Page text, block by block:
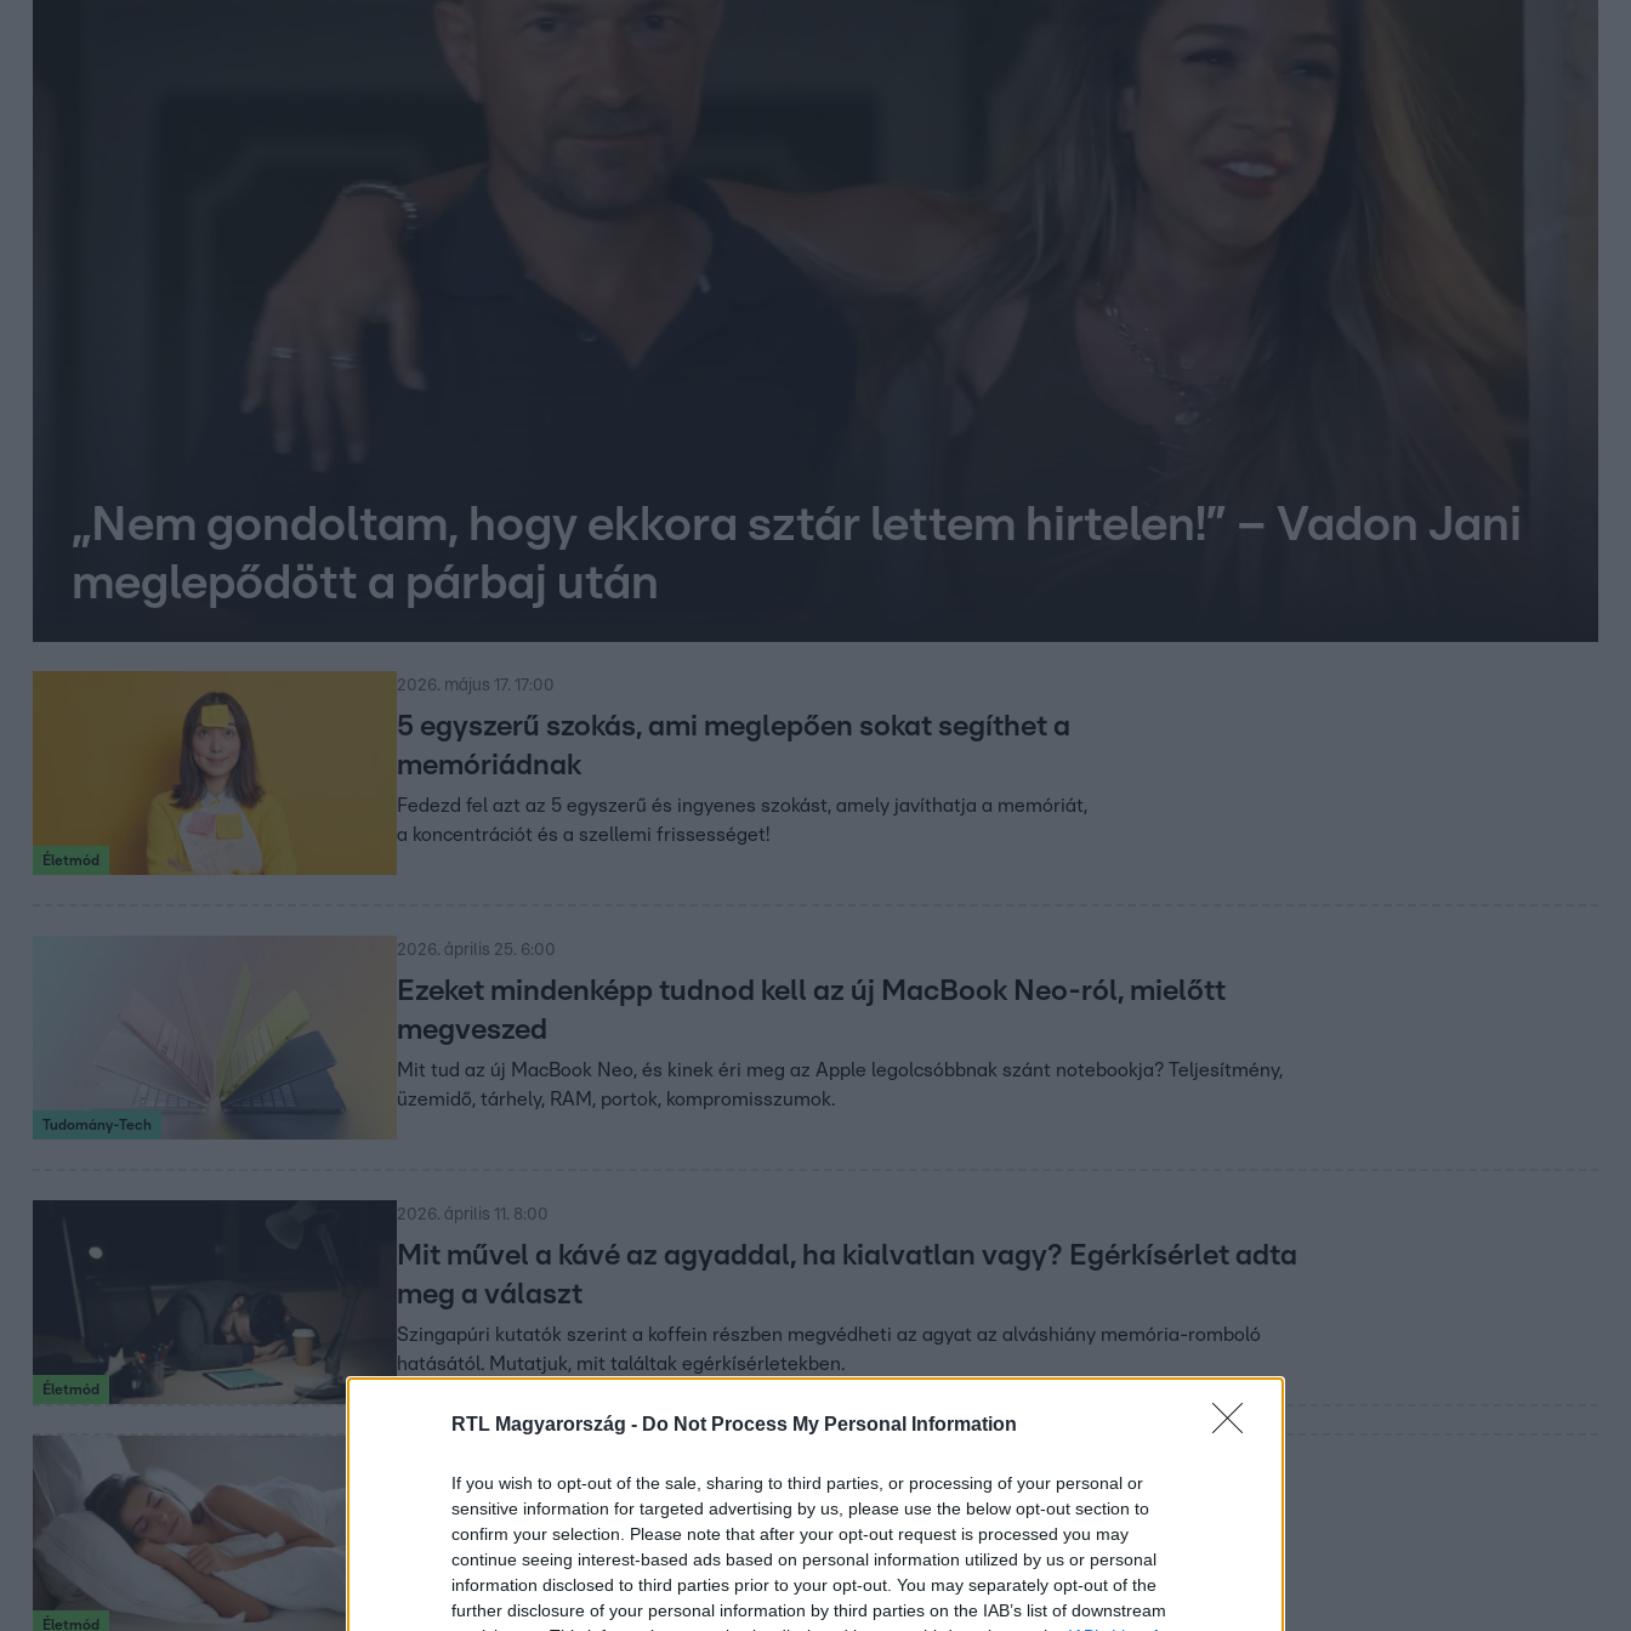
RTL Magyarország - Do Not Process My Personal Information
If you wish to opt-out of the sale, sharing to third parties, or processing of your personal or
sensitive information for targeted advertising by us, please use the below opt-out section to
confirm your selection. Please note that after your opt-out request is processed you may
continue seeing interest-based ads based on personal information utilized by us or personal
information disclosed to third parties prior to your opt-out. You may separately opt-out of the
further disclosure of your personal information by third parties on the IAB’s list of downstream
„Nem gondoltam, hogy ekkora sztár lettem hirtelen!” – Vadon Jani
meglepődött a párbaj után
Életmód
2026. május 17. 17:00
5 egyszerű szokás, ami meglepően sokat segíthet a
memóriádnak
Fedezd fel azt az 5 egyszerű és ingyenes szokást, amely javíthatja a memóriát,
a koncentrációt és a szellemi frissességet!
Tudomány-Tech
2026. április 25. 6:00
Ezeket mindenképp tudnod kell az új MacBook Neo-ról, mielőtt
megveszed
Mit tud az új MacBook Neo, és kinek éri meg az Apple legolcsóbbnak szánt notebookja? Teljesítmény,
üzemidő, tárhely, RAM, portok, kompromisszumok.
Életmód
2026. április 11. 8:00
Mit művel a kávé az agyaddal, ha kialvatlan vagy? Egérkísérlet adta
meg a választ
Szingapúri kutatók szerint a koffein részben megvédheti az agyat az alváshiány memória-romboló
hatásától. Mutatjuk, mit találtak egérkísérletekben.
Életmód
5 meglepő dolog, ami a testeddel történik,
ha tartósan keveset alszol
Március 19. az alvás világnapja. Mutatjuk, milyen hatással van a
szervezetre, ha tartósan keveset alszunk.